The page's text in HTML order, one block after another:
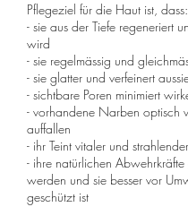
Pflegeziel für die Haut ist, dass:
- sie aus der Tiefe regeneriert
wird
- sie regelmässig und
- sie glatter und verfeinert
- sichtbare Poren minimiert
- vorhandene Narben optisch
auffallen
- ihr Teint vitaler und
- ihre natürlichen Abwehrkräfte
werden und sie besser vor
geschützt ist